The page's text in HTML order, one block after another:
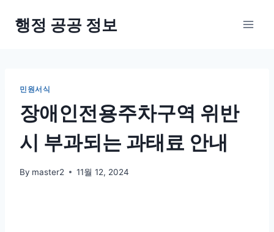
행정 공공 정보
민원서식
장애인전용주차구역 위반
시 부과되는 과태료 안내
By master2 11월 12, 2024